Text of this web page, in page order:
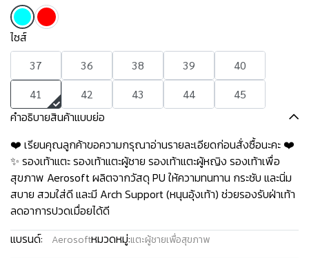
ไซส์
37 36 38 39
40
41
42 43 44 45
คำอธิบายสินค้าแบบย่อ
❤️ เรียนคุณลูกค้าขอความกรุณาอ่านรายละเอียดก่อนสั่งซื้อนะคะ️️ ️❤️
✨ รองเท้าแตะ รองเท้าแตะผู้ชาย รองเท้าแตะผู้หญิง รองเท้าเพื่อ
สุขภาพ Aerosoft ผลิตจากวัสดุ PU ให้ความทนทาน กระชับ และนิ่ม
สบาย สวมใส่ดี และมี Arch Support (หนุนอุ้งเท้า) ช่วยรองรับฝ่าเท้า
ลดอาการปวดเมื่อยได้ดี
แบรนด์:
Aerosoftหมวดหมู่:แตะผู้ชายเพื่อสุขภาพ